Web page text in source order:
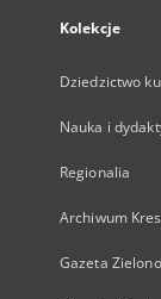
Kolekcje
Dziedzictwo
Nauka i
Regionalia
Archiwum
Gazeta